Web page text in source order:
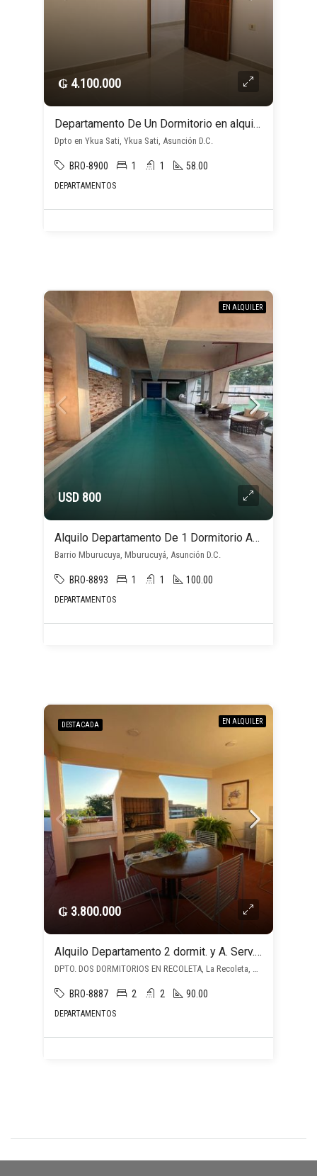
₲ 4.100.000
Departamento De Un Dormitorio en alquiler c/ cochera en Ykua Sati
Dpto en Ykua Sati, Ykua Sati, Asunción D.C.
BRO-8900 1 1 58.00
DEPARTAMENTOS
EN ALQUILER
USD 800
Alquilo Departamento De 1 Dormitorio Amoblado En Mburucuya
Barrio Mburucuya, Mburucuyá, Asunción D.C.
BRO-8893 1 1 100.00
DEPARTAMENTOS
DESTACADA EN ALQUILER
₲ 3.800.000
Alquilo Departamento 2 dormit. y A. Serv.c/ 1 cochera en La Recoleta
DPTO. DOS DORMITORIOS EN RECOLETA, La Recoleta, Asunción D.C.
BRO-8887 2 2 90.00
DEPARTAMENTOS